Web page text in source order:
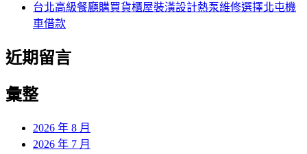
台北高級餐廳購買貨櫃屋裝潢設計熱泵維修選擇北屯機
車借款
近期留言
彙整
2026 年 8 月
2026 年 7 月